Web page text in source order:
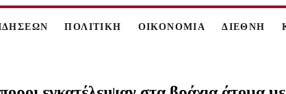
ΠΟΛΙΤΙΚΗ ΟΙΚΟΝΟΜΙΑ ΔΙΕΘΝΗ